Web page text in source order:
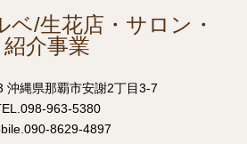
ベ/生花店・サロン・
紹介事業
沖縄県那覇市安謝2丁目3-7
963-5380
8629-4897